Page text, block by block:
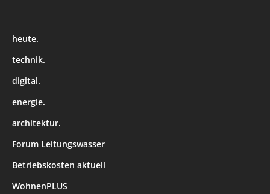
heute.
technik.
digital.
energie.
architektur.
Forum Leitungswasser
Betriebskosten aktuell
WohnenPLUS